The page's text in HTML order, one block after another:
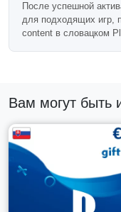
Важно: эта
только для учетных
Словакии.
Почему
250 EUR
Этот вариант с
частых
хотят иметь
заказов, будущих
После успешной
для подходящих игр,
content в словацком
Вам могут быть